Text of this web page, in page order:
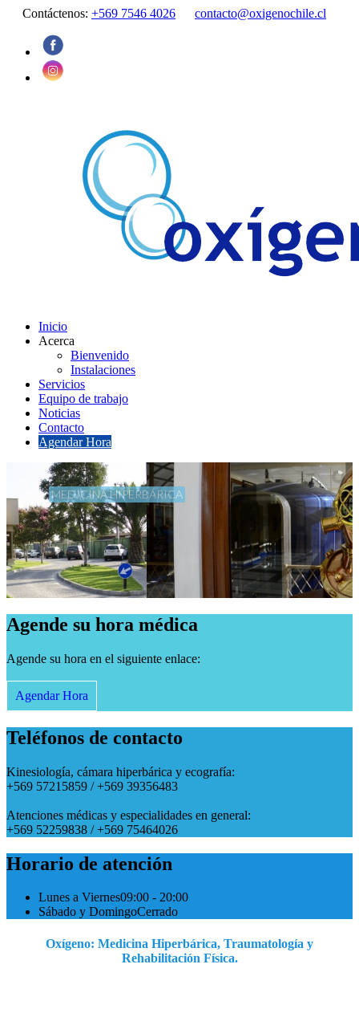
Contáctenos: +569 7546 4026 contacto@oxigenochile.cl
Inicio
Acerca
Bienvenido
Instalaciones
Servicios
Equipo de trabajo
Noticias
Contacto
Agendar Hora
MEDICINA HIPERBÁRICA
Agende su hora médica
Agende su hora en el siguiente enlace:
Agendar Hora
Teléfonos de contacto
Kinesiología, cámara hiperbárica y ecografía:
+569 57215859 / +569 39356483
Atenciones médicas y especialidades en general:
+569 52259838 / +569 75464026
Horario de atención
Lunes a Viernes09:00 - 20:00
Sábado y DomingoCerrado
Oxígeno: Medicina Hiperbárica, Traumatología y
Rehabilitación Física.